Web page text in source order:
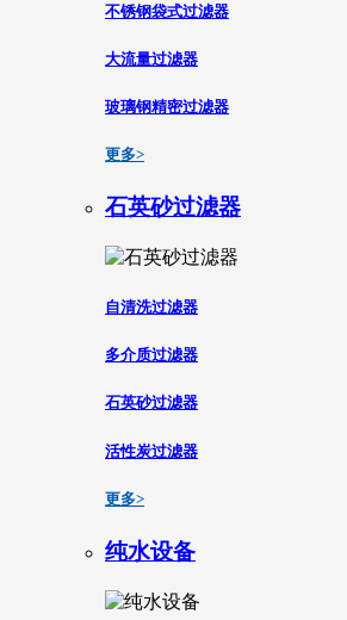
不锈钢袋式过滤器
大流量过滤器
玻璃钢精密过滤器
更多>
石英砂过滤器
自清洗过滤器
多介质过滤器
石英砂过滤器
活性炭过滤器
更多>
纯水设备